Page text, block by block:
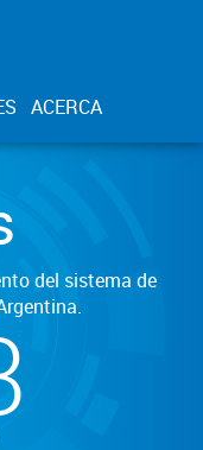
ACERCA
del sistema de